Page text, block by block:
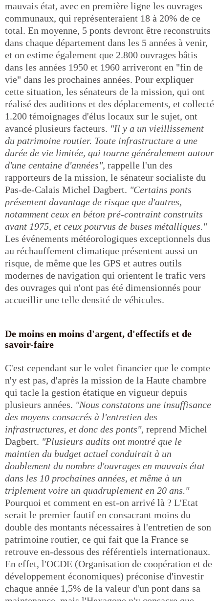
mauvais état, avec en première ligne les ouvrages
communaux, qui représenteraient 18 à 20% de ce
total. En moyenne, 5 ponts devront être reconstruits
dans chaque département dans les 5 années à venir,
et on estime également que 2.800 ouvrages bâtis
dans les années 1950 et 1960 arriveront en "fin de
vie" dans les prochaines années. Pour expliquer
cette situation, les sénateurs de la mission, qui ont
réalisé des auditions et des déplacements, et collecté
1.200 témoignages d'élus locaux sur le sujet, ont
avancé plusieurs facteurs. "Il y a un vieillissement
du patrimoine routier. Toute infrastructure a une
durée de vie limitée, qui tourne généralement autour
d'une centaine d'années", rappelle l'un des
rapporteurs de la mission, le sénateur socialiste du
Pas-de-Calais Michel Dagbert. "Certains ponts
présentent davantage de risque que d'autres,
notamment ceux en béton pré-contraint construits
avant 1975, et ceux pourvus de buses métalliques."
Les événements météorologiques exceptionnels dus
au réchauffement climatique présentent aussi un
risque, de même que les GPS et autres outils
modernes de navigation qui orientent le trafic vers
des ouvrages qui n'ont pas été dimensionnés pour
accueillir une telle densité de véhicules.
De moins en moins d'argent, d'effectifs et de
savoir-faire
C'est cependant sur le volet financier que le compte
n'y est pas, d'après la mission de la Haute chambre
qui tacle la gestion étatique en vigueur depuis
plusieurs années. "Nous constatons une insuffisance
des moyens consacrés à l'entretien des
infrastructures, et donc des ponts", reprend Michel
Dagbert. "Plusieurs audits ont montré que le
maintien du budget actuel conduirait à un
doublement du nombre d'ouvrages en mauvais état
dans les 10 prochaines années, et même à un
triplement voire un quadruplement en 20 ans."
Pourquoi et comment en est-on arrivé là ? L'Etat
serait le premier fautif en consacrant moins du
double des montants nécessaires à l'entretien de son
patrimoine routier, ce qui fait que la France se
retrouve en-dessous des référentiels internationaux.
En effet, l'OCDE (Organisation de coopération et de
développement économiques) préconise d'investir
chaque année 1,5% de la valeur d'un pont dans sa